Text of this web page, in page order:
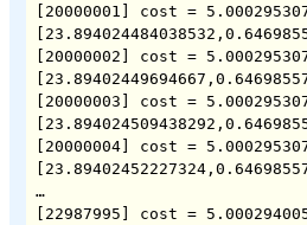
[20000001] cost =
[20000002] cost =
[20000003] cost =
[20000004] cost =
…
[22987995] cost =